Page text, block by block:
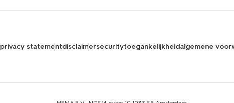
privacy statementdisclaimersecuritytoegankelijkheidalgemene